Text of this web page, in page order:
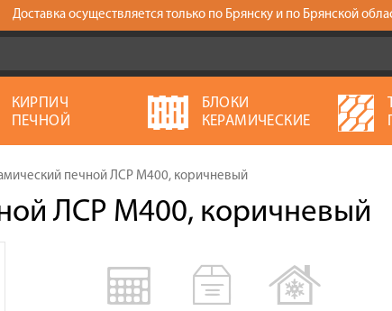
Доставка осуществляется только по Брянску и по Брянской
КИРПИЧ
ПЕЧНОЙ
БЛОКИ
КЕРАМИЧЕСКИЕ
печной ЛСР М400, коричневый
ЛСР М400, коричневый